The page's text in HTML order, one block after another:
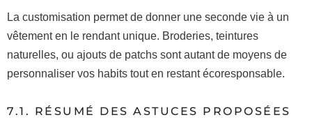
La customisation permet de donner une seconde vie à un
vêtement en le rendant unique. Broderies, teintures
naturelles, ou ajouts de patchs sont autant de moyens de
personnaliser vos habits tout en restant écoresponsable.
7.1. RÉSUMÉ DES ASTUCES PROPOSÉES